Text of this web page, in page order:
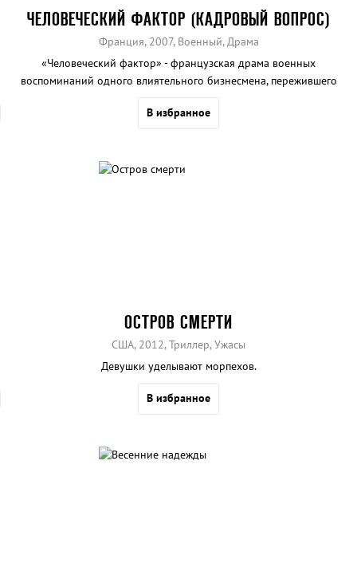
ЧЕЛОВЕЧЕСКИЙ ФАКТОР (КАДРОВЫЙ ВОПРОС)
Франция, 2007, Военный, Драма
«Человеческий фактор» - французская драма военных
воспоминаний одного влиятельного бизнесмена, пережившего
В избранное
ОСТРОВ СМЕРТИ
США, 2012, Триллер, Ужасы
Девушки уделывают морпехов.
В избранное